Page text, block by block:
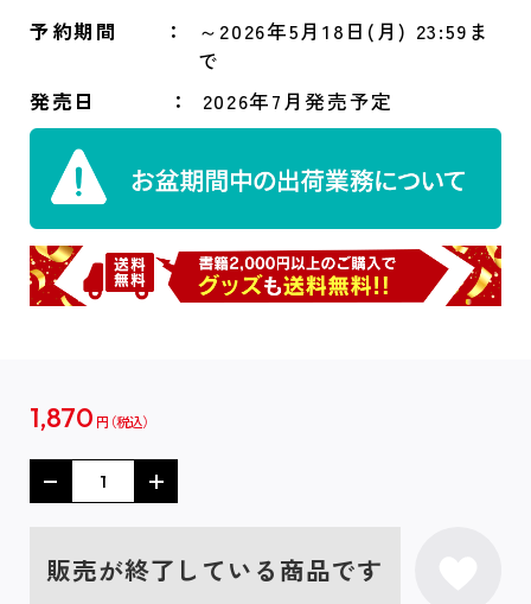
予約期間
～2026年5月18日(月) 23:59ま
で
発売日
2026年7月発売予定
1,870 円
販売が終了している商品です